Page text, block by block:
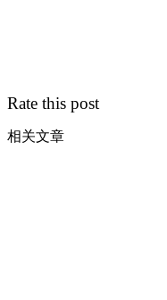
Rate this post
相关文章